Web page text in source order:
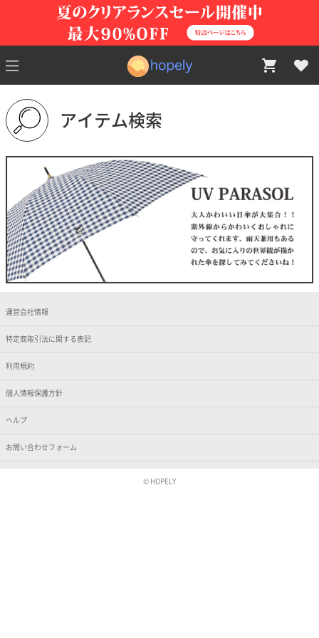
アイテム検索
運営会社情報
特定商取引法に関する表記
利用規約
個人情報保護方針
ヘルプ
お問い合わせフォーム
© HOPELY